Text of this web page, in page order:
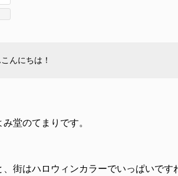
んにちは！
堂のてまりです。
、街はハロウィンカラーでいっぱいです